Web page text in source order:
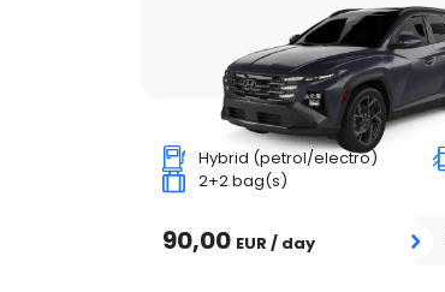
Hybrid (petrol/electro)
2+2 bag(s)
90,00 EUR / day